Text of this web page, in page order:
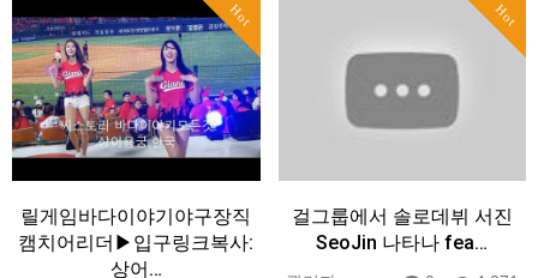
Hot
릴게임바다이야기야구장직
캠치어리더▶입구링크복사:
상어…
Hot
걸그룹에서 솔로데뷔 서진
SeoJin 나타나 fea…